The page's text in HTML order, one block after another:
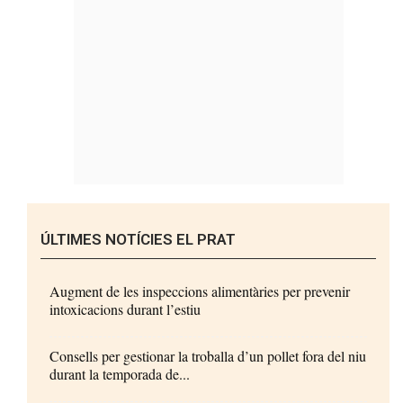
ÚLTIMES NOTÍCIES EL PRAT
Augment de les inspeccions alimentàries per prevenir
intoxicacions durant l’estiu
Consells per gestionar la troballa d’un pollet fora del niu
durant la temporada de...